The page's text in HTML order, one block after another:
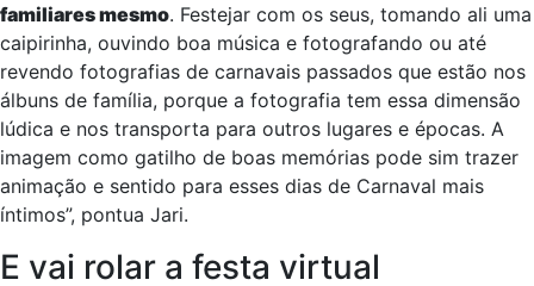
laços familiares.E isso pode ser de alguma forma
celebrado agora fazendo alguma brincadeira entre
familiares mesmo. Festejar com os seus, tomando ali uma
caipirinha, ouvindo boa música e fotografando ou até
revendo fotografias de carnavais passados que estão nos
álbuns de família, porque a fotografia tem essa dimensão
lúdica e nos transporta para outros lugares e épocas. A
imagem como gatilho de boas memórias pode sim trazer
íntimos”, pontua Jari.